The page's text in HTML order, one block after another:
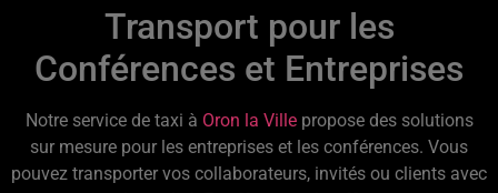
Transport pour les
Conférences et Entreprises
Notre service de taxi à Oron la Villepropose des solutions
sur mesure pour les entreprises et les conférences. Vous
pouvez transporter vos collaborateurs, invités ou clients avec